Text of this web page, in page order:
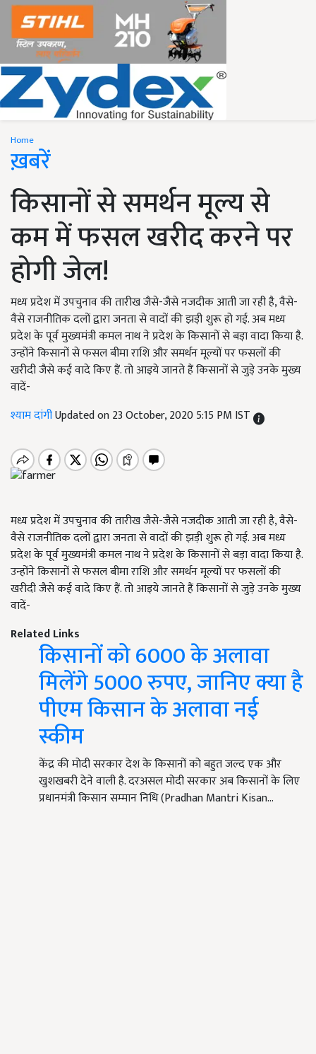
Home
ख़बरें
किसानों से समर्थन मूल्य से
कम में फसल खरीद करने पर
होगी जेल!
मध्य प्रदेश में उपचुनाव की तारीख जैसे-जैसे नजदीक आती जा रही है, वैसे-
वैसे राजनीतिक दलों द्वारा जनता से वादों की झड़ी शुरू हो गई. अब मध्य
प्रदेश के पूर्व मुख्यमंत्री कमल नाथ ने प्रदेश के किसानों से बड़ा वादा किया है.
उन्होंने किसानों से फसल बीमा राशि और समर्थन मूल्यों पर फसलों की
खरीदी जैसे कई वादे किए हैं. तो आइये जानते हैं किसानों से जुड़े उनके मुख्य
वादें-
श्याम दांगीUpdated on 23 October, 2020 5:15 PM IST
मध्य प्रदेश में उपचुनाव की तारीख जैसे-जैसे नजदीक आती जा रही है, वैसे-
वैसे राजनीतिक दलों द्वारा जनता से वादों की झड़ी शुरू हो गई. अब मध्य
प्रदेश के पूर्व मुख्यमंत्री कमल नाथ ने प्रदेश के किसानों से बड़ा वादा किया है.
उन्होंने किसानों से फसल बीमा राशि और समर्थन मूल्यों पर फसलों की
खरीदी जैसे कई वादे किए हैं. तो आइये जानते हैं किसानों से जुड़े उनके मुख्य
वादें-
Related Links
किसानों को 6000 के अलावा
मिलेंगे 5000 रुपए, जानिए क्या है
पीएम किसान के अलावा नई
स्कीम
केंद्र की मोदी सरकार देश के किसानों को बहुत जल्द एक और
खुशखबरी देने वाली है. दरअसल मोदी सरकार अब किसानों के लिए
प्रधानमंत्री किसान सम्मान निधि (Pradhan Mantri Kisan…